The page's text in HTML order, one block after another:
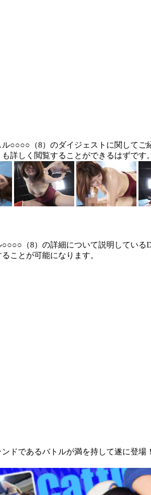
○○○○（8）のダイジェストに関してご
詳しく閲覧することができるはずです。
（8）の詳細について説明してい
ことが可能になります。
ドであるバトルが満を持して遂に登